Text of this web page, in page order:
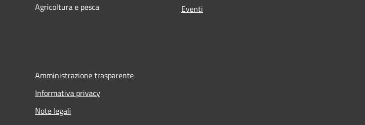
Agricoltura e pesca
Eventi
Amministrazione trasparente
Informativa privacy
Note legali